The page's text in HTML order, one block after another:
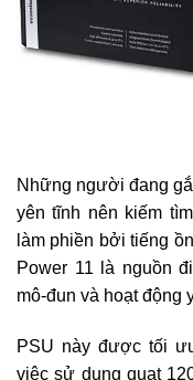
Những người đang
yên tĩnh nên kiếm
làm phiền bởi tiếng
Power 11 là nguồn
mô-đun và hoạt động
PSU này được tối
việc sử dụng quạt